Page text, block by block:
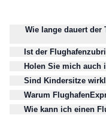
Wie lange dauert der
Ist der
Holen Sie mich auch
Sind Kindersitze
Warum
Wie kann ich einen